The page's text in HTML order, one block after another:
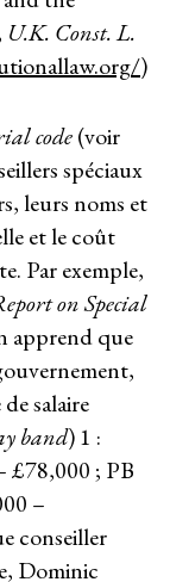
U.K. Const.L.
)
code(voir
spéciaux
leurs noms et
et le coût
Par exemple,
on Special
apprend que
salaire
band) 1 :
£78,000 ; PB
–
conseiller
Dominic